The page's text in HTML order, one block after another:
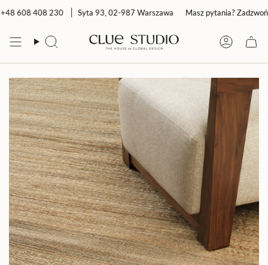
do608 408 230 Syta 93, 02-987 Warszawa Masz pytania?
Szukaj Konto